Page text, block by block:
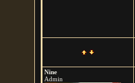
Nine
Admin